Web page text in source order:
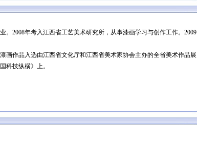
。2008年考入江西省工艺美术研究所，从事漆画学习与创作工作。2009
画作品入选由江西省文化厅和江西省美术家协会主办的全省美术作品展
科技纵横》上。